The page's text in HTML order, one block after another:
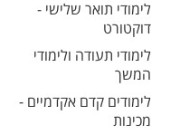
לימודי תואר שלישי -
דוקטורט
לימודי תעודה ולימודי
המשך
לימודים קדם אקדמיים -
מכינות